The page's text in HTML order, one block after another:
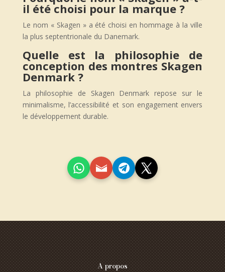
il été choisi pour la marque ?
Le nom « Skagen » a été choisi en hommage à la ville
la plus septentrionale du Danemark.
Quelle est la philosophie de
conception des montres Skagen
Denmark ?
La philosophie de Skagen Denmark repose sur le
minimalisme, l’accessibilité et son engagement envers
le développement durable.
A propos